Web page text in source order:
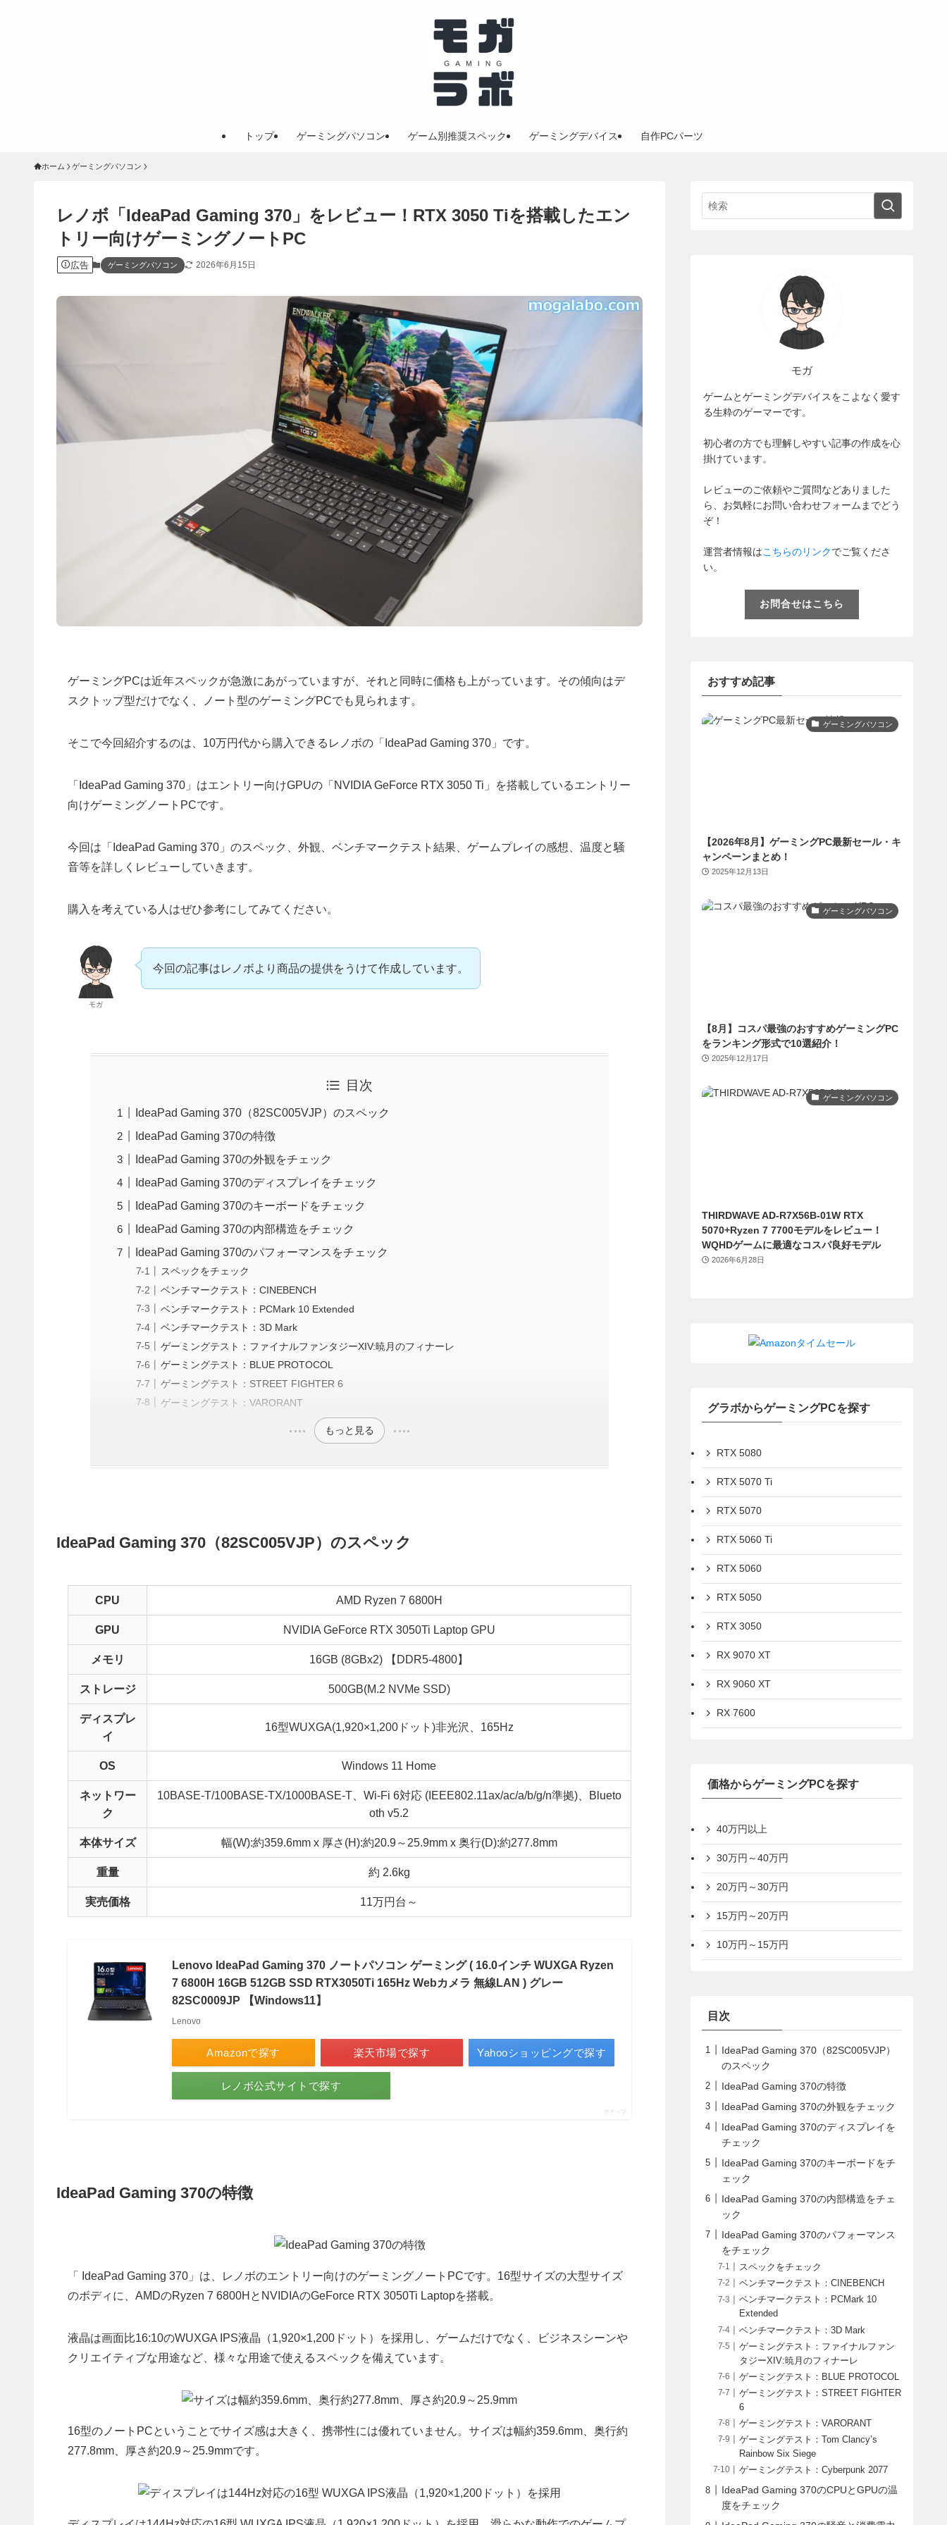
トップ ゲーミングパソコン ゲーム別推奨スペック ゲーミングデバイス 自作PCパーツ
ホーム ゲーミングパソコン
レノボ「IdeaPad Gaming 370」をレビュー！RTX 3050 Tiを搭載したエン
トリー向けゲーミングノートPC
広告 ゲーミングパソコン 2026年6月15日
ゲーミングPCは近年スペックが急激にあがっていますが、それと同時に価格も上がっています。その傾向はデ
スクトップ型だけでなく、ノート型のゲーミングPCでも見られます。
そこで今回紹介するのは、10万円代から購入できるレノボの「IdeaPad Gaming 370」です。
「IdeaPad Gaming 370」はエントリー向けGPUの「NVIDIA GeForce RTX 3050 Ti」を搭載しているエントリー
向けゲーミングノートPCです。
今回は「IdeaPad Gaming 370」のスペック、外観、ベンチマークテスト結果、ゲームプレイの感想、温度と騒
音等を詳しくレビューしていきます。
購入を考えている人はぜひ参考にしてみてください。
モガ
今回の記事はレノボより商品の提供をうけて作成しています。
目次
IdeaPad Gaming 370（82SC005VJP）のスペック
IdeaPad Gaming 370の特徴
IdeaPad Gaming 370の外観をチェック
IdeaPad Gaming 370のディスプレイをチェック
IdeaPad Gaming 370のキーボードをチェック
IdeaPad Gaming 370の内部構造をチェック
IdeaPad Gaming 370のパフォーマンスをチェック
スペックをチェック
ベンチマークテスト：CINEBENCH
ベンチマークテスト：PCMark 10 Extended
ベンチマークテスト：3D Mark
ゲーミングテスト：ファイナルファンタジーXIV:暁月のフィナーレ
ゲーミングテスト：BLUE PROTOCOL
ゲーミングテスト：STREET FIGHTER 6
ゲーミングテスト：VARORANT
もっと見る
IdeaPad Gaming 370（82SC005VJP）のスペック
CPU AMD Ryzen 7 6800H
GPU NVIDIA GeForce RTX 3050Ti Laptop GPU
メモリ 16GB (8GBx2) 【DDR5-4800】
ストレージ 500GB(M.2 NVMe SSD)
ディスプレ
イ
16型WUXGA(1,920×1,200ドット)非光沢、165Hz
OS Windows 11 Home
ネットワー
ク
10BASE-T/100BASE-TX/1000BASE-T、Wi-Fi 6対応 (IEEE802.11ax/ac/a/b/g/n準拠)、Blueto
oth v5.2
本体サイズ 幅(W):約359.6mm x 厚さ(H):約20.9～25.9mm x 奥行(D):約277.8mm
重量 約 2.6kg
実売価格 11万円台～
Lenovo IdeaPad Gaming 370 ノートパソコン ゲーミング ( 16.0インチ WUXGA Ryzen
7 6800H 16GB 512GB SSD RTX3050Ti 165Hz Webカメラ 無線LAN ) グレー
82SC0009JP 【Windows11】
Lenovo
Amazonで探す 楽天市場で探す Yahooショッピングで探す
レノボ公式サイトで探す
ポチップ
IdeaPad Gaming 370の特徴
「 IdeaPad Gaming 370」は、レノボのエントリー向けのゲーミングノートPCです。16型サイズの大型サイズ
のボディに、AMDのRyzen 7 6800HとNVIDIAのGeForce RTX 3050Ti Laptopを搭載。
液晶は画面比16:10のWUXGA IPS液晶（1,920×1,200ドット）を採用し、ゲームだけでなく、ビジネスシーンや
クリエイティブな用途など、様々な用途で使えるスペックを備えています。
16型のノートPCということでサイズ感は大きく、携帯性には優れていません。サイズは幅約359.6mm、奥行約
277.8mm、厚さ約20.9～25.9mmです。
モガ
ゲームとゲーミングデバイスをこよなく愛す
る生粋のゲーマーです。
初心者の方でも理解しやすい記事の作成を心
掛けています。
レビューのご依頼やご質問などありました
ら、お気軽にお問い合わせフォームまでどう
ぞ！
運営者情報はこちらのリンクでご覧くださ
い。
お問合せはこちら
おすすめ記事
ゲーミングパソコン
【2026年8月】ゲーミングPC最新セール・キ
ャンペーンまとめ！
2025年12月13日
ゲーミングパソコン
【8月】コスパ最強のおすすめゲーミングPC
をランキング形式で10選紹介！
2025年12月17日
ゲーミングパソコン
THIRDWAVE AD-R7X56B-01W RTX
5070+Ryzen 7 7700モデルをレビュー！
WQHDゲームに最適なコスパ良好モデル
2026年6月28日
グラボからゲーミングPCを探す
RTX 5080
RTX 5070 Ti
RTX 5070
RTX 5060 Ti
RTX 5060
RTX 5050
RTX 3050
RX 9070 XT
RX 9060 XT
RX 7600
価格からゲーミングPCを探す
40万円以上
30万円～40万円
20万円～30万円
15万円～20万円
10万円～15万円
目次
IdeaPad Gaming 370（82SC005VJP）
のスペック
IdeaPad Gaming 370の特徴
IdeaPad Gaming 370の外観をチェック
IdeaPad Gaming 370のディスプレイを
チェック
IdeaPad Gaming 370のキーボードをチ
ェック
IdeaPad Gaming 370の内部構造をチェ
ック
IdeaPad Gaming 370のパフォーマンス
をチェック
スペックをチェック
ベンチマークテスト：CINEBENCH
ベンチマークテスト：PCMark 10
Extended
ベンチマークテスト：3D Mark
ゲーミングテスト：ファイナルファン
タジーXIV:暁月のフィナーレ
ゲーミングテスト：BLUE PROTOCOL
ゲーミングテスト：STREET FIGHTER
6
ゲーミングテスト：VARORANT
ゲーミングテスト：Tom Clancy’s
Rainbow Six Siege
ゲーミングテスト：Cyberpunk 2077
IdeaPad Gaming 370のCPUとGPUの温
度をチェック